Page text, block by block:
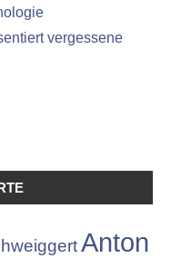
vergessene
Anton